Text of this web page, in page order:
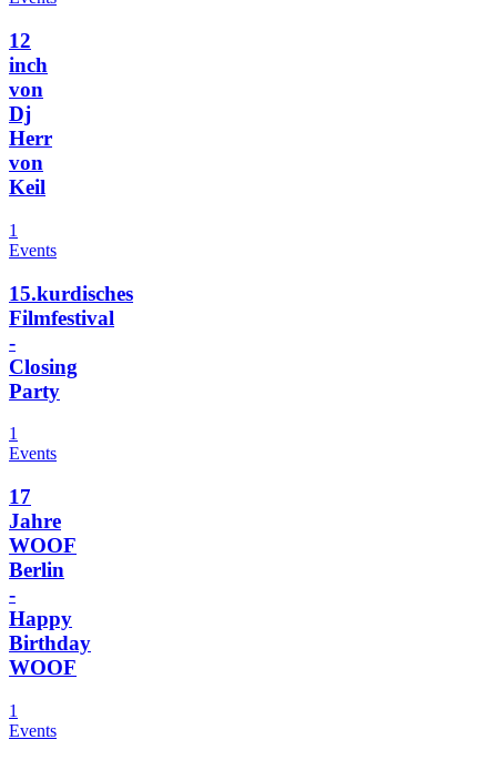
12
inch
von
Dj
Herr
von
Keil
1
Events
15.kurdisches
Filmfestival
-
Closing
Party
1
Events
17
Jahre
WOOF
Berlin
-
Happy
Birthday
WOOF
1
Events